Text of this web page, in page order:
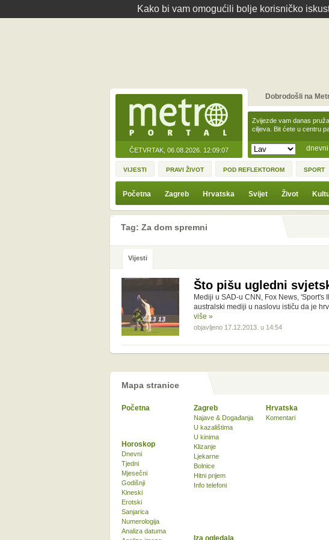
Kako bi vam omogućili bolje korisničko
ČETVRTAK, 06.08.2026. 12:09:07
Zvijezde vam danas
ciljeva. Bit ćete u centru
Dobrodošli na
VIJESTI PRAVI ŽIVOT POD REFLEKTOROM SPORT
Početna Zagreb Hrvatska Svijet Život
Tag: Za dom spremni
Vijesti
Što pišu ugledni
Mediji u SAD-u CNN, Fox News,
australski mediji u naslovu ističu da je
više »
objavljeno 17.12.2013. u 14:54
Mapa stranice
Početna Zagreb
Najave & Događanja
U kazalištima
U kinima
Klizanje
Ljekarne
Bolnice
Hitni prijem
Info telefoni
Hrvatska
Komentari
Horoskop
Dnevni
Tjedni
Mjesečni
Godišnji
Kineski
Erotski
Sanjarica
Numerologija
Analiza datuma
Iza ogledala